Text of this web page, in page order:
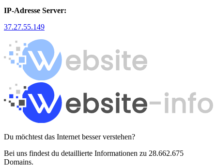
IP-Adresse Server:
37.27.55.149
Du möchtest das Internet besser verstehen?
Bei uns findest du detaillierte Informationen zu 28.662.675
Domains.